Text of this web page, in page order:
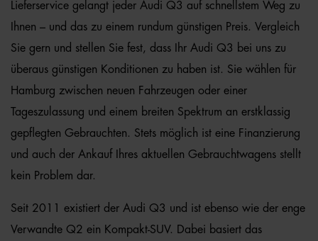
Lieferservice gelangt jeder Audi Q3 auf schnellstem Weg zu
Ihnen – und das zu einem rundum günstigen Preis. Vergleich
Sie gern und stellen Sie fest, dass Ihr Audi Q3 bei uns zu
überaus günstigen Konditionen zu haben ist. Sie wählen für
Hamburg zwischen neuen Fahrzeugen oder einer
Tageszulassung und einem breiten Spektrum an erstklassig
gepflegten Gebrauchten. Stets möglich ist eine Finanzierung
und auch der Ankauf Ihres aktuellen Gebrauchtwagens stellt
kein Problem dar.
Seit 2011 existiert der Audi Q3 und ist ebenso wie der enge
Verwandte Q2 ein Kompakt-SUV. Dabei basiert das